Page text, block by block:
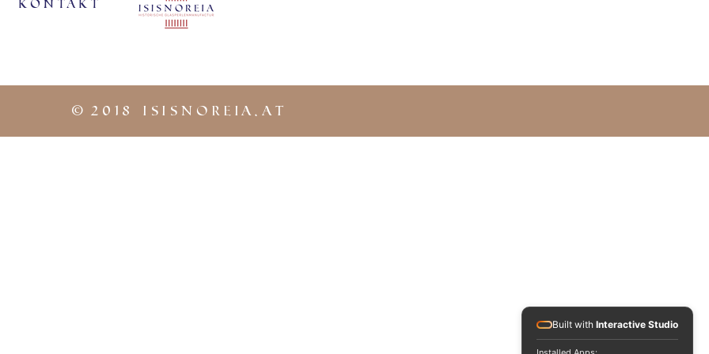
KontaKt
© 2018 iSISNOREIA.at
Built with Interactive Studio